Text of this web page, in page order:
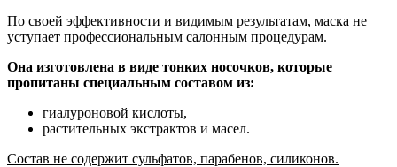
По своей эффективности и видимым результатам, маска не
уступает профессиональным салонным процедурам.
Она изготовлена в виде тонких носочков, которые
пропитаны специальным составом из:
гиалуроновой кислоты,
растительных экстрактов и масел.
Состав не содержит сульфатов, парабенов, силиконов.